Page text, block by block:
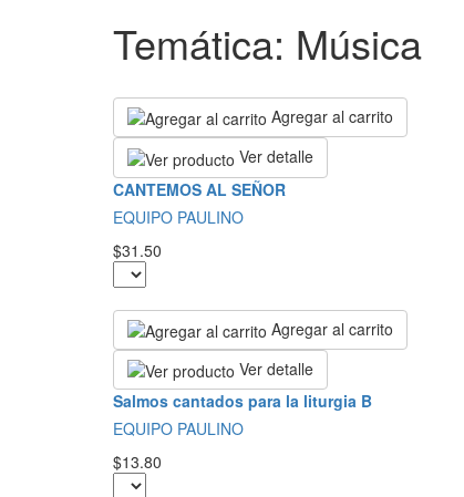
Temática: Música
Agregar al carrito
Ver detalle
CANTEMOS AL SEÑOR
EQUIPO PAULINO
$31.50
Agregar al carrito
Ver detalle
Salmos cantados para la liturgia B
EQUIPO PAULINO
$13.80